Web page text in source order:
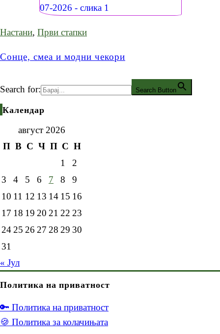
Настани, Први стапки
Сонце, смеа и модни чекори
Search for: Search Button
Календар
август 2026
П В С Ч П С Н
1
2
3
4 5 6 7 8
9
10 11 12 13 14 15 16
17 18 19 20 21 22 23
24 25 26 27 28 29 30
31
« Јул
Политика на приватност
🔑 Политика на приватност
🍪 Политика за колачињата